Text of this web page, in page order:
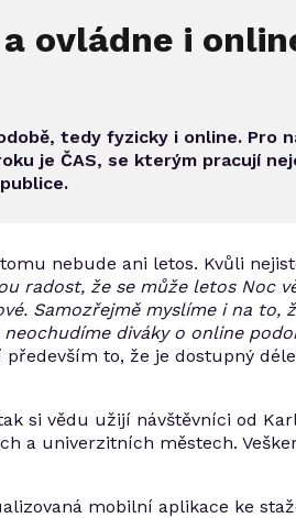
ovládne i
tedy fyzicky i online. Pro
je ČAS, se kterým pracují
nebude ani letos. Kvůli
radost, že se může letos Noc
Samozřejmě myslíme i na to,
diváky o online
to, že je dostupný
si vědu užijí návštěvníci od
a univerzitních městech.
mobilní aplikace ke